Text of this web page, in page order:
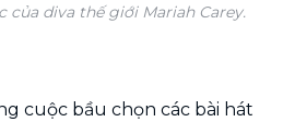
của diva thế giới Mariah Carey.
cuộc bầu chọn các bài hát